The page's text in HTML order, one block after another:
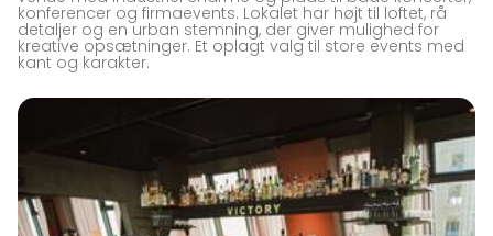
konferencer og firmaevents. Lokalet har højt til loftet, rå
detaljer og en urban stemning, der giver mulighed for
kreative opsætninger. Et oplagt valg til store events med
kant og karakter.